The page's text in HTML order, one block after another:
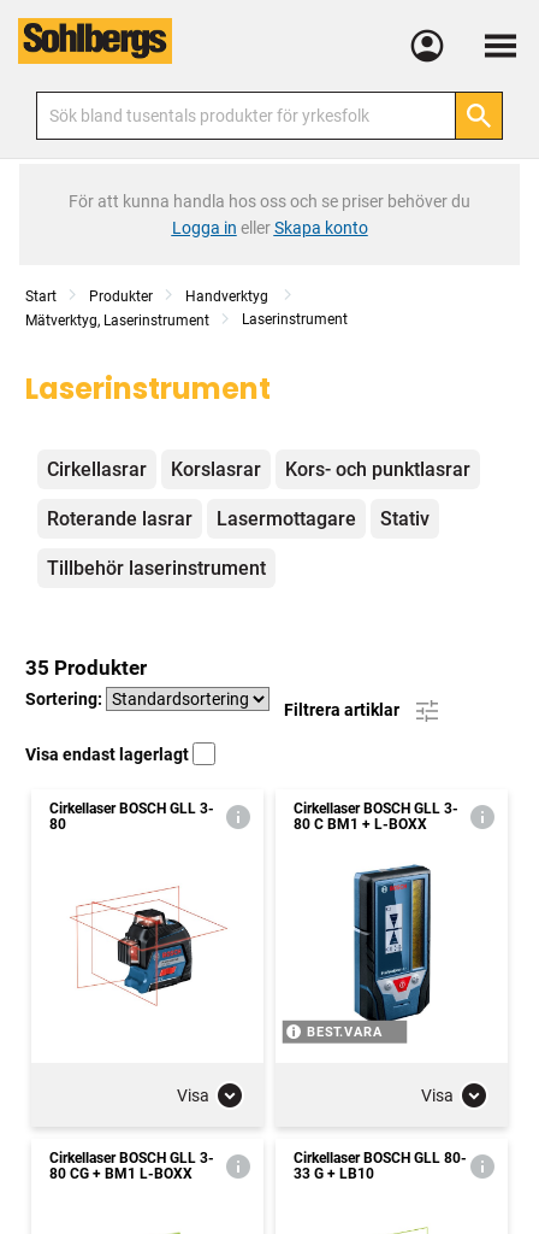
Meny
För att kunna handla hos oss och se priser behöver du
Logga in ellerSkapa konto
Start Produkter
Handverktyg
Mätverktyg, Laserinstrument
Laserinstrument
Laserinstrument
Kategorier
Cirkellasrar Korslasrar Kors- och punktlasrar
Roterande lasrar Lasermottagare Stativ
Tillbehör laserinstrument
35 Produkter
Sortering:
Filtrera artiklar
Visa endast lagerlagt
Cirkellaser BOSCH GLL 3-
80
Visa
Cirkellaser BOSCH GLL 3-
80 C BM1 + L-BOXX
BEST.VARA
Visa
Cirkellaser BOSCH GLL 3-
80 CG + BM1 L-BOXX
Cirkellaser BOSCH GLL 80-
33 G + LB10